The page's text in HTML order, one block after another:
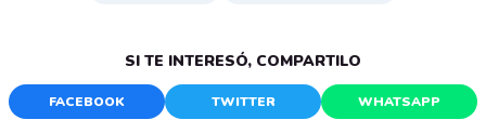
SI TE INTERESÓ, COMPARTILO
FACEBOOK TWITTER WHATSAPP